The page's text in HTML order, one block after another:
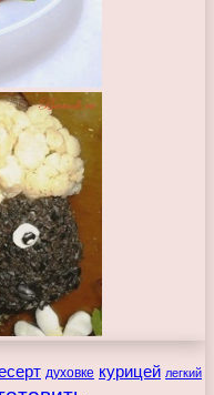
духовке курицей легкий